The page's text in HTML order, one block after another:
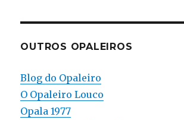
OUTROS OPALEIROS
Blog do Opaleiro
O Opaleiro Louco
Opala 1977